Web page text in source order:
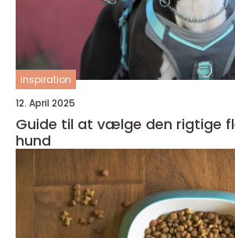
inspiration
12. April 2025
Guide til at vælge den rigtige
hund